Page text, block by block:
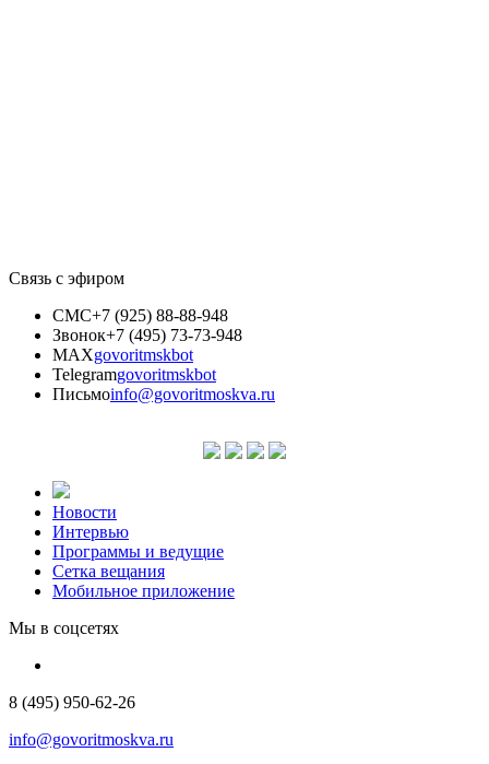
Связь с эфиром
СМС+7 (925) 88-88-948
Звонок+7 (495) 73-73-948
MAXgovoritmskbot
Telegramgovoritmskbot
Письмоinfo@govoritmoskva.ru
Новости
Интервью
Программы и ведущие
Сетка вещания
Мобильное приложение
Мы в соцсетях
8 (495) 950-62-26
info@govoritmoskva.ru